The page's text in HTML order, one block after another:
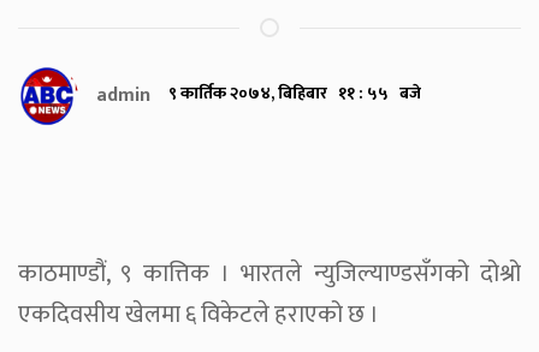
admin ९ कार्तिक २०७४, बिहिबार ११ : ५५ बजे
काठमाण्डौं, ९ कात्तिक । भारतले न्युजिल्याण्डसँगको दोश्रो
एकदिवसीय खेलमा ६ विकेटले हराएको छ ।